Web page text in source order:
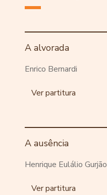
A alvorada
Enrico Bernardi
Ver partitura
A ausência
Henrique Eulálio Gurjão
Ver partitura